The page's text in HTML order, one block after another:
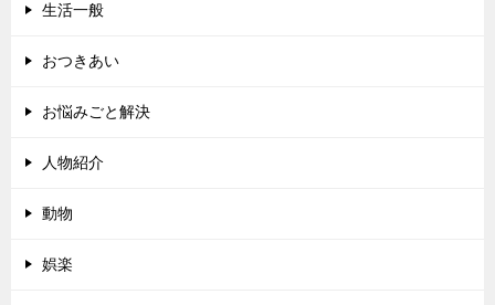
生活一般
おつきあい
お悩みごと解決
人物紹介
動物
娯楽